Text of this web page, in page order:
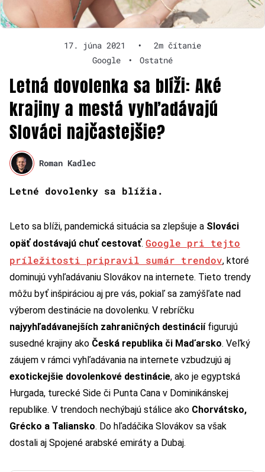
17. júna 2021 •
2m čítanie
Google
• Ostatné
Letná dovolenka sa blíži: Aké
krajiny a mestá vyhľadávajú
Slováci najčastejšie?
Roman Kadlec
Letné dovolenky sa blížia.
Leto sa blíži, pandemická situácia sa zlepšuje a Slováci
opäť dostávajú chuť cestovať. Google pri tejto
príležitosti pripravil sumár trendov, ktoré
dominujú vyhľadávaniu Slovákov na internete. Tieto trendy
môžu byť inšpiráciou aj pre vás, pokiaľ sa zamýšľate nad
výberom destinácie na dovolenku. V rebríčku
najyyhľadávanejších zahraničných destináciífigurujú
susedné krajiny ako Česká republika či Maďarsko. Veľký
záujem v rámci vyhľadávania na internete vzbudzujú aj
exotickejšie dovolenkové destinácie, ako je egyptská
Hurgada, turecké Side či Punta Cana v Dominikánskej
republike. V trendoch nechýbajú stálice ako Chorvátsko,
Grécko a Taliansko. Do hľadáčika Slovákov sa však
dostali aj Spojené arabské emiráty a Dubaj.